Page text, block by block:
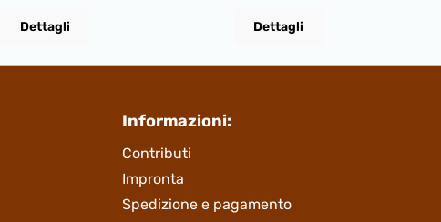
Dettagli
Installatione 35€
Dettagli
Informazioni:
Contributi
Impronta
Spedizione e pagamento